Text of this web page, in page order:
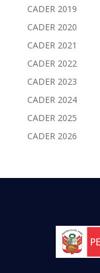
CADER 2019
CADER 2020
CADER 2021
CADER 2022
CADER 2023
CADER 2024
CADER 2025
CADER 2026